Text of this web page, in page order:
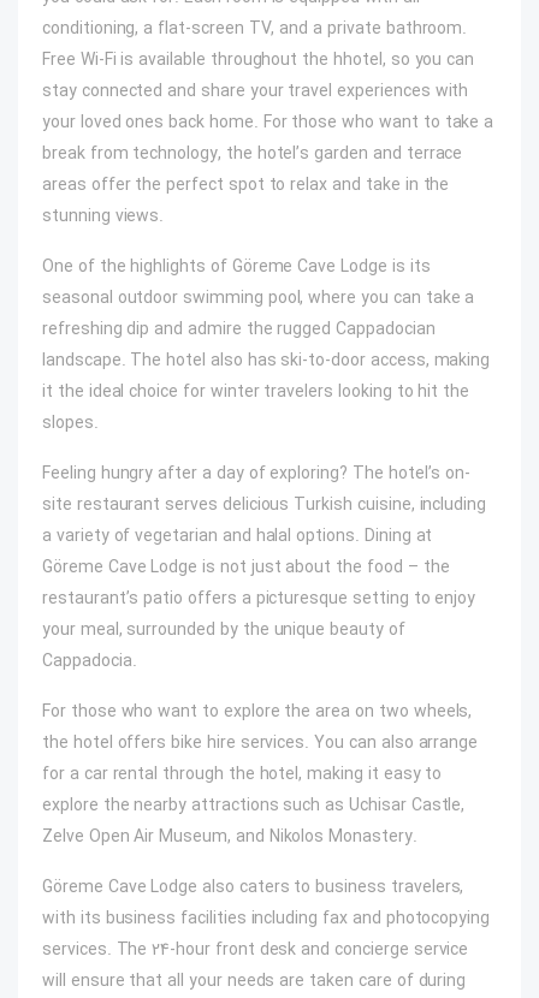
conditioning, a flat-screen TV, and a private bathroom.
Free Wi-Fi is available throughout the hhotel, so you can
stay connected and share your travel experiences with
your loved ones back home. For those who want to take a
break from technology, the hotel’s garden and terrace
areas offer the perfect spot to relax and take in the
stunning views.
One of the highlights of Göreme Cave Lodge is its
seasonal outdoor swimming pool, where you can take a
refreshing dip and admire the rugged Cappadocian
landscape. The hotel also has ski-to-door access, making
it the ideal choice for winter travelers looking to hit the
slopes.
Feeling hungry after a day of exploring? The hotel’s on-
site restaurant serves delicious Turkish cuisine, including
a variety of vegetarian and halal options. Dining at
Göreme Cave Lodge is not just about the food – the
restaurant’s patio offers a picturesque setting to enjoy
your meal, surrounded by the unique beauty of
Cappadocia.
For those who want to explore the area on two wheels,
the hotel offers bike hire services. You can also arrange
for a car rental through the hotel, making it easy to
explore the nearby attractions such as Uchisar Castle,
Zelve Open Air Museum, and Nikolos Monastery.
Göreme Cave Lodge also caters to business travelers,
with its business facilities including fax and photocopying
services. The 24-hour front desk and concierge service
will ensure that all your needs are taken care of during